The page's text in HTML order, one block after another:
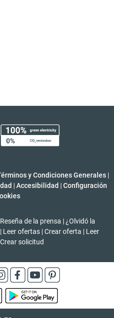
y Condiciones Generales |
| Accesibilidad | Configuración
Reseña de la prensa | ¿Olvidó la
| Leer ofertas | Crear oferta | Leer
Crear solicitud